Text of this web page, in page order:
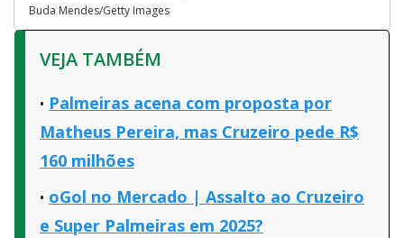
Buda Mendes/Getty Images
VEJA TAMBÉM
Palmeiras acena com proposta por
Matheus Pereira, mas Cruzeiro pede R$
160 milhões
oGol no Mercado | Assalto ao Cruzeiro
e Super Palmeiras em 2025?